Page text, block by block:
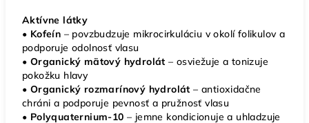
Aktívne látky
• Kofeín – povzbudzuje mikrocirkuláciu v okolí folikulov a
podporuje odolnosť vlasu
• Organický mätový hydrolát – osviežuje a tonizuje
pokožku hlavy
• Organický rozmarínový hydrolát – antioxidačne
chráni a podporuje pevnosť a pružnosť vlasu
• Polyquaternium-10 – jemne kondicionuje a uhladzuje